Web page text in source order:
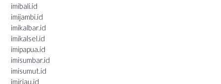
imibali.id
imijambi.id
imikalbar.id
imikalsel.id
imipapua.id
imisumbar.id
imisumut.id
imiriau.id